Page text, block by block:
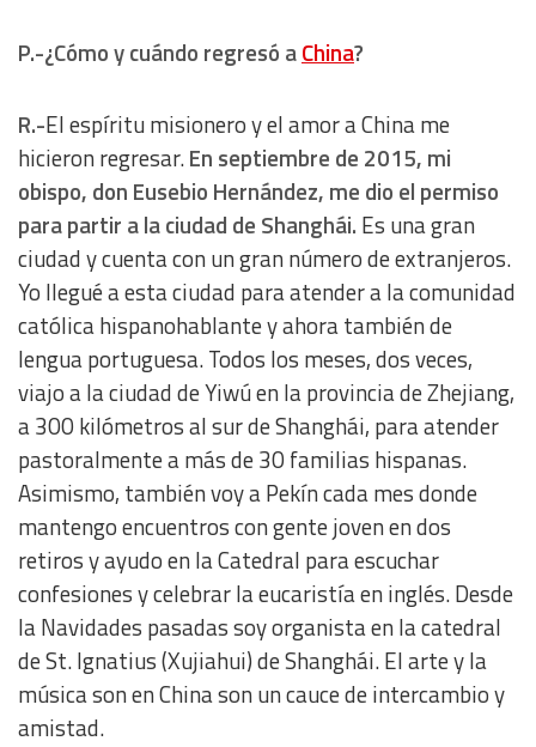
P.-¿Cómo y cuándo regresó aChina?
R.-El espíritu misionero y el amor a China me
hicieron regresar.En septiembre de 2015, mi
obispo, don Eusebio Hernández, me dio el permiso
para partir a la ciudad de Shanghái. Es una gran
ciudad y cuenta con un gran número de extranjeros.
Yo llegué a esta ciudad para atender a la comunidad
católica hispanohablante y ahora también de
lengua portuguesa. Todos los meses, dos veces,
viajo a la ciudad de Yiwú en la provincia de Zhejiang,
a 300 kilómetros al sur de Shanghái, para atender
pastoralmente a más de 30 familias hispanas.
Asimismo, también voy a Pekín cada mes donde
mantengo encuentros con gente joven en dos
retiros y ayudo en la Catedral para escuchar
confesiones y celebrar la eucaristía en inglés. Desde
la Navidades pasadas soy organista en la catedral
de St. Ignatius (Xujiahui) de Shanghái. El arte y la
música son en China son un cauce de intercambio y
amistad.